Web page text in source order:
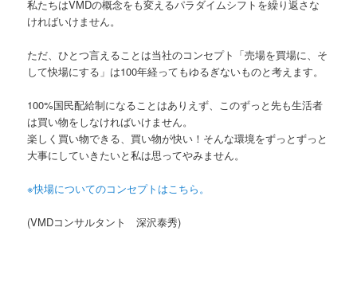
私たちはVMDの概念をも変えるパラダイムシフトを繰り返さな
ければいけません。
ただ、ひとつ言えることは当社のコンセプト「売場を買場に、そ
して快場にする」は100年経ってもゆるぎないものと考えます。
100%国民配給制になることはありえず、このずっと先も生活者
は買い物をしなければいけません。
楽しく買い物できる、買い物が快い！そんな環境をずっとずっと
大事にしていきたいと私は思ってやみません。
※快場についてのコンセプトはこちら。
(VMDコンサルタント 深沢泰秀)